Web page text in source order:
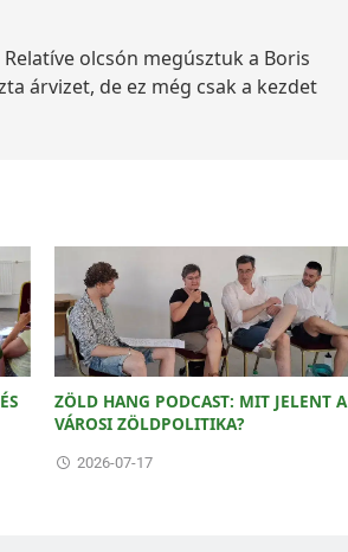
olcsón megúsztuk a Boris
árvizet, de ez még csak a kezdet
ZÖLD HANG PODCAST: MIT JELENT A
VÁROSI ZÖLDPOLITIKA?
2026-07-17